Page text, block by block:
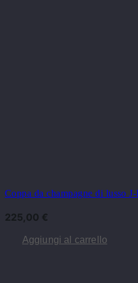
Coppa da champagne di lusso
225,00 €
Aggiungi al carrello